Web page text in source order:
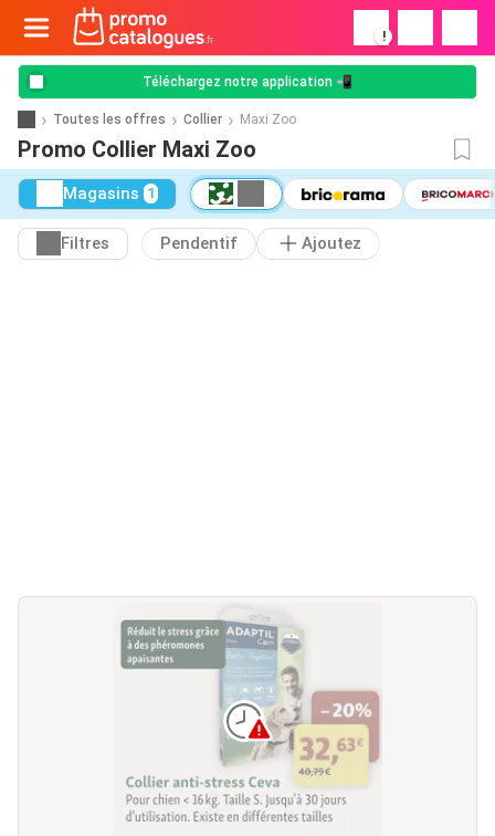
!
Téléchargez notre application 📲
Toutes les offres Collier Maxi Zoo
Promo Collier Maxi Zoo
Magasins 1
Filtres Pendentif Ajoutez